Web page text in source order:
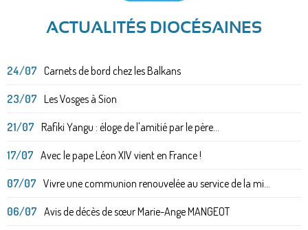
ACTUALITÉS DIOCÉSAINES
24/07 Carnets de bord chez les Balkans
23/07 Les Vosges à Sion
21/07 Rafiki Yangu : éloge de l'amitié par le père...
17/07 Avec le pape Léon XIV vient en France !
07/07 Vivre une communion renouvelée au service de la mi...
06/07 Avis de décès de sœur Marie-Ange MANGEOT